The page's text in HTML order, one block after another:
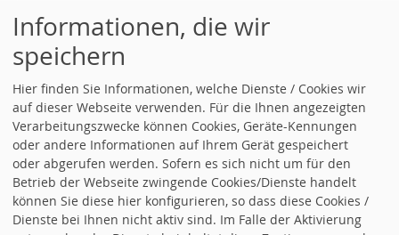
21.03.2026
« StartseiteAlle Artikel nach Themen
sortiert
RSS-Nachrichtenticker, Adresse und Infos.
Informationen, die wir
speichern
Hier finden Sie Informationen, welche Dienste / Cookies wir
auf dieser Webseite verwenden. Für die Ihnen angezeigten
Verarbeitungszwecke können Cookies, Geräte-Kennungen
oder andere Informationen auf Ihrem Gerät gespeichert
oder abgerufen werden. Sofern es sich nicht um für den
Betrieb der Webseite zwingende Cookies/Dienste handelt
können Sie diese hier konfigurieren, so dass diese Cookies /
Dienste bei Ihnen nicht aktiv sind. Im Falle der Aktivierung